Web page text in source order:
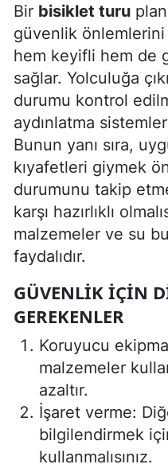
Bir bisiklet turu
güvenlik
hem keyifli hem de
sağlar. Yolculuğa
durumu kontrol
aydınlatma
Bunun yanı sıra,
kıyafetleri giymek
durumunu takip
karşı hazırlıklı
malzemeler ve su
faydalıdır.
GÜVENLIK İÇIN
GEREKENLER
Koruyucu
malzemeler
azaltır.
İşaret verme:
bilgilendirmek
kullanmalısınız.